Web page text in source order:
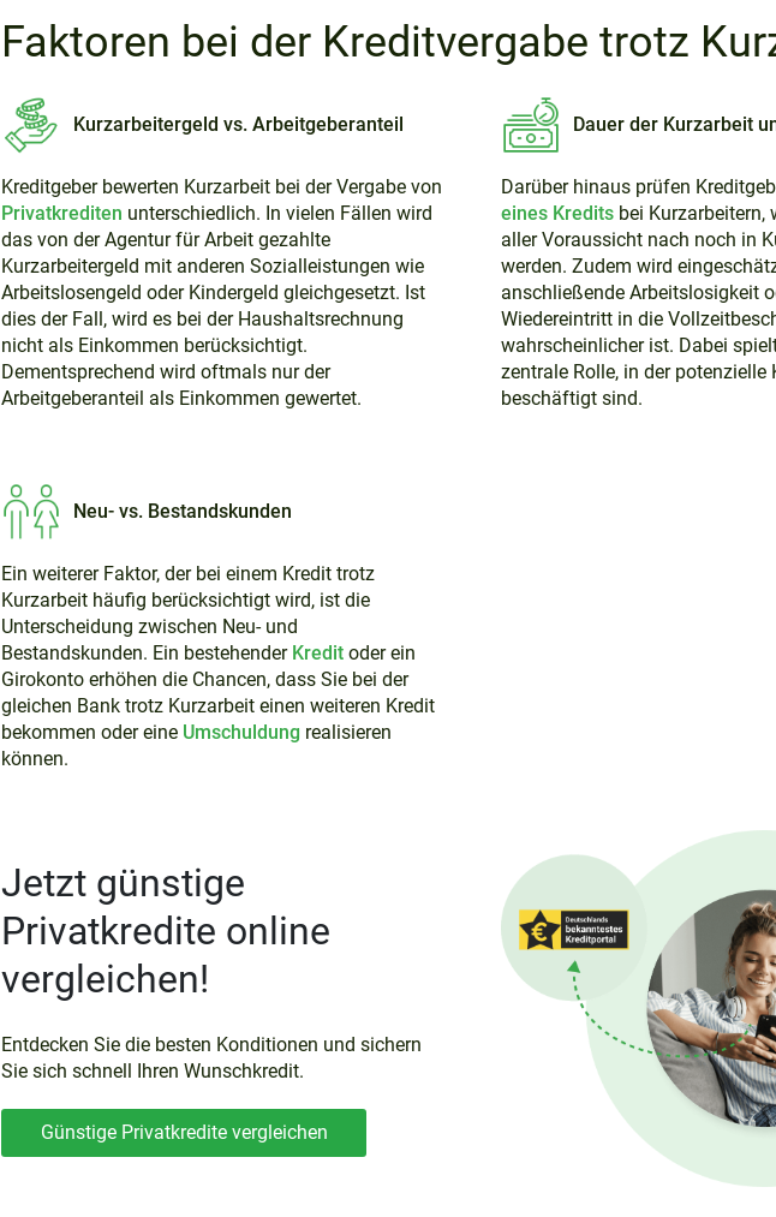
Faktoren bei der Kreditvergabe trotz
Kurzarbeitergeld vs. Arbeitgeberanteil
Kreditgeber bewerten Kurzarbeit bei der Vergabe von
Privatkrediten unterschiedlich. In vielen Fällen wird
das von der Agentur für Arbeit gezahlte
Kurzarbeitergeld mit anderen Sozialleistungen wie
Arbeitslosengeld oder Kindergeld gleichgesetzt. Ist
dies der Fall, wird es bei der Haushaltsrechnung
nicht als Einkommen berücksichtigt.
Dementsprechend wird oftmals nur der
Arbeitgeberanteil als Einkommen gewertet.
Dauer der Kurzarbeit
Darüber hinaus prüfen
eines Kredits bei Kurzarbeitern,
aller Voraussicht nach noch in
werden. Zudem wird
anschließende Arbeitslosigkeit
Wiedereintritt in die
wahrscheinlicher ist. Dabei
zentrale Rolle, in der potenzielle
beschäftigt sind.
Neu- vs. Bestandskunden
Ein weiterer Faktor, der bei einem Kredit trotz
Kurzarbeit häufig berücksichtigt wird, ist die
Unterscheidung zwischen Neu- und
Bestandskunden. Ein bestehenderKredit oder ein
Girokonto erhöhen die Chancen, dass Sie bei der
gleichen Bank trotz Kurzarbeit einen weiteren Kredit
bekommen oder eine Umschuldung realisieren
können.
Jetzt günstige
Privatkredite online
vergleichen!
Entdecken Sie die besten Konditionen und sichern
Sie sich schnell Ihren Wunschkredit.
Günstige Privatkredite vergleichen